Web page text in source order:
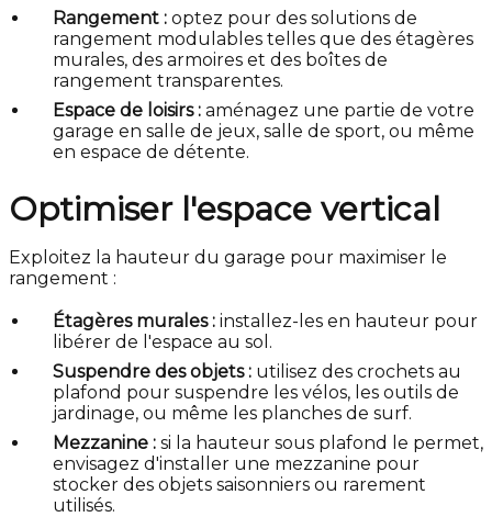
Rangement : optez pour des solutions de
rangement modulables telles que des étagères
murales, des armoires et des boîtes de
rangement transparentes.
Espace de loisirs : aménagez une partie de votre
garage en salle de jeux, salle de sport, ou même
en espace de détente.
Optimiser l'espace vertical
Exploitez la hauteur du garage pour maximiser le
rangement :
Étagères murales : installez-les en hauteur pour
libérer de l'espace au sol.
Suspendre des objets : utilisez des crochets au
plafond pour suspendre les vélos, les outils de
jardinage, ou même les planches de surf.
Mezzanine : si la hauteur sous plafond le permet,
envisagez d'installer une mezzanine pour
stocker des objets saisonniers ou rarement
utilisés.